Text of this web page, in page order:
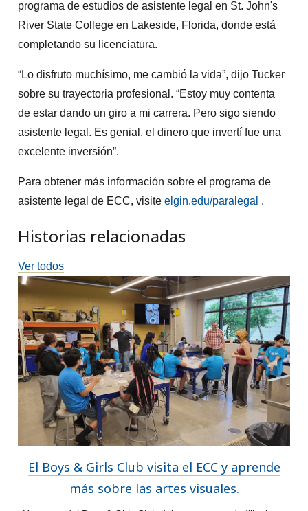
programa de estudios de asistente legal en St. John's
River State College en Lakeside, Florida, donde está
completando su licenciatura.
“Lo disfruto muchísimo, me cambió la vida”, dijo Tucker
sobre su trayectoria profesional. “Estoy muy contenta
de estar dando un giro a mi carrera. Pero sigo siendo
asistente legal. Es genial, el dinero que invertí fue una
excelente inversión”.
Para obtener más información sobre el programa de
asistente legal de ECC, visite elgin.edu/paralegal .
Historias relacionadas
Ver todos
El Boys & Girls Club visita el ECC y aprende
más sobre las artes visuales.